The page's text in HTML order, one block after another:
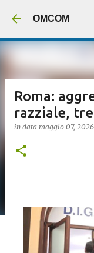
OMCOM
Roma:
razziale,
in data maggio 07, 2026